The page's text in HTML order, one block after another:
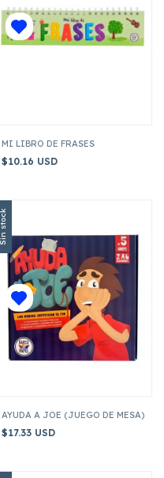
MI LIBRO DE FRASES
$10.16 USD
Sin stock
AYUDA A JOE (JUEGO DE MESA)
$17.33 USD